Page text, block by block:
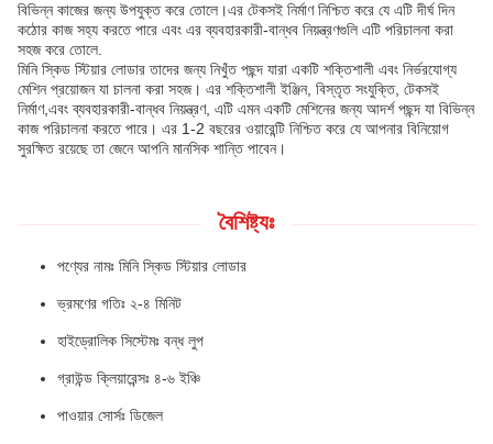
বিভিন্ন কাজের জন্য উপযুক্ত করে তোলে।এর টেকসই নির্মাণ নিশ্চিত করে যে এটি দীর্ঘ দিন
কঠোর কাজ সহ্য করতে পারে এবং এর ব্যবহারকারী-বান্ধব নিয়ন্ত্রণগুলি এটি পরিচালনা করা
সহজ করে তোলে.
মিনি স্কিড স্টিয়ার লোডার তাদের জন্য নিখুঁত পছন্দ যারা একটি শক্তিশালী এবং নির্ভরযোগ্য
মেশিন প্রয়োজন যা চালনা করা সহজ। এর শক্তিশালী ইঞ্জিন, বিস্তৃত সংযুক্তি, টেকসই
নির্মাণ,এবং ব্যবহারকারী-বান্ধব নিয়ন্ত্রণ, এটি এমন একটি মেশিনের জন্য আদর্শ পছন্দ যা বিভিন্ন
কাজ পরিচালনা করতে পারে। এর 1-2 বছরের ওয়ারেন্টি নিশ্চিত করে যে আপনার বিনিয়োগ
সুরক্ষিত রয়েছে তা জেনে আপনি মানসিক শান্তি পাবেন।
বৈশিষ্ট্যঃ
পণ্যের নামঃ মিনি স্কিড স্টিয়ার লোডার
ভ্রমণের গতিঃ ২-৪ মিনিট
হাইড্রোলিক সিস্টেমঃ বন্ধ লুপ
গ্রাউন্ড ক্লিয়ারেন্সঃ ৪-৬ ইঞ্চি
পাওয়ার সোর্সঃ ডিজেল